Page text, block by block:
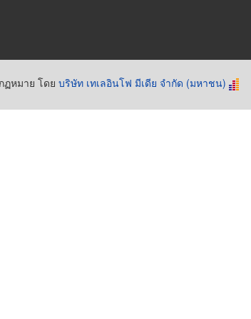
หมาย โดย บริษัท เทเลอินโฟ มีเดีย จำกัด (มหาชน)